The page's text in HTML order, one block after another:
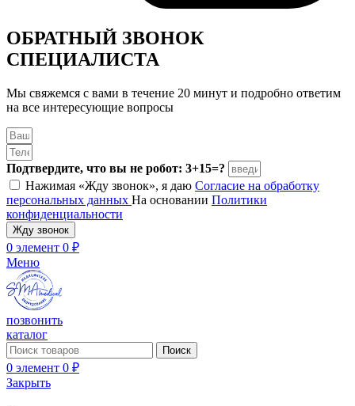
ОБРАТНЫЙ ЗВОНОК
СПЕЦИАЛИСТА
Мы свяжемся с вами в течение 20 минут и подробно ответим
на все интересующие вопросы
Подтвердите, что вы не робот: 3+15=?
Нажимая «Жду звонок», я даю Согласие на обработку
персональных данных На основании Политики
конфиденциальности
Жду звонок
0 элемент 0 ₽
Меню
позвонить
каталог
Поиск
0 элемент 0 ₽
Закрыть